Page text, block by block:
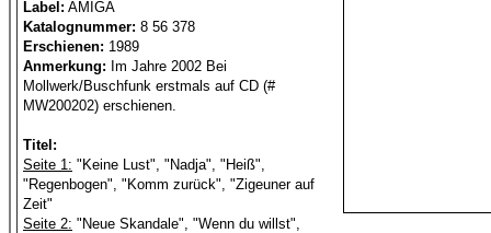
Label: AMIGA
Katalognummer: 8 56 378
Erschienen: 1989
Anmerkung: Im Jahre 2002 Bei
Mollwerk/Buschfunk erstmals auf CD (#
MW200202) erschienen.
Titel:
Seite 1: "Keine Lust", "Nadja", "Heiß",
"Regenbogen", "Komm zurück", "Zigeuner auf
Zeit"
Seite 2: "Neue Skandale", "Wenn du willst",